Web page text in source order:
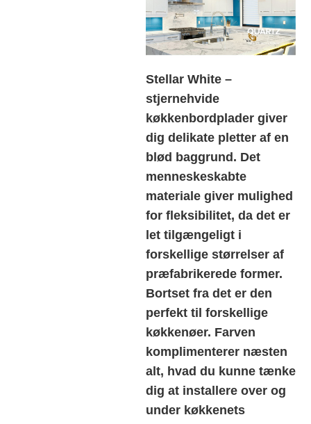
Stellar White –
stjernehvide
køkkenbordplader giver
dig delikate pletter af en
blød baggrund. Det
menneskeskabte
materiale giver mulighed
for fleksibilitet, da det er
let tilgængeligt i
forskellige størrelser af
præfabrikerede former.
Bortset fra det er den
perfekt til forskellige
køkkenøer. Farven
komplimenterer næsten
alt, hvad du kunne tænke
dig at installere over og
under køkkenets